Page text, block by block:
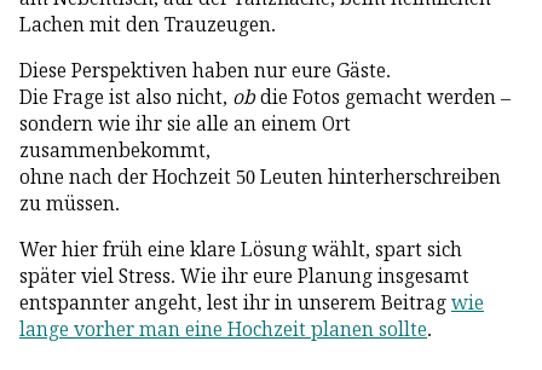
Lachen mit den Trauzeugen.
Diese Perspektiven haben nur eure Gäste.
Die Frage ist also nicht, obdie Fotos gemacht werden –
sondern wie ihr sie alle an einem Ort
zusammenbekommt,
ohne nach der Hochzeit 50 Leuten hinterherschreiben
zu müssen.
Wer hier früh eine klare Lösung wählt, spart sich
später viel Stress. Wie ihr eure Planung insgesamt
entspannter angeht, lest ihr in unserem Beitragwie
lange vorher man eine Hochzeit planen sollte.